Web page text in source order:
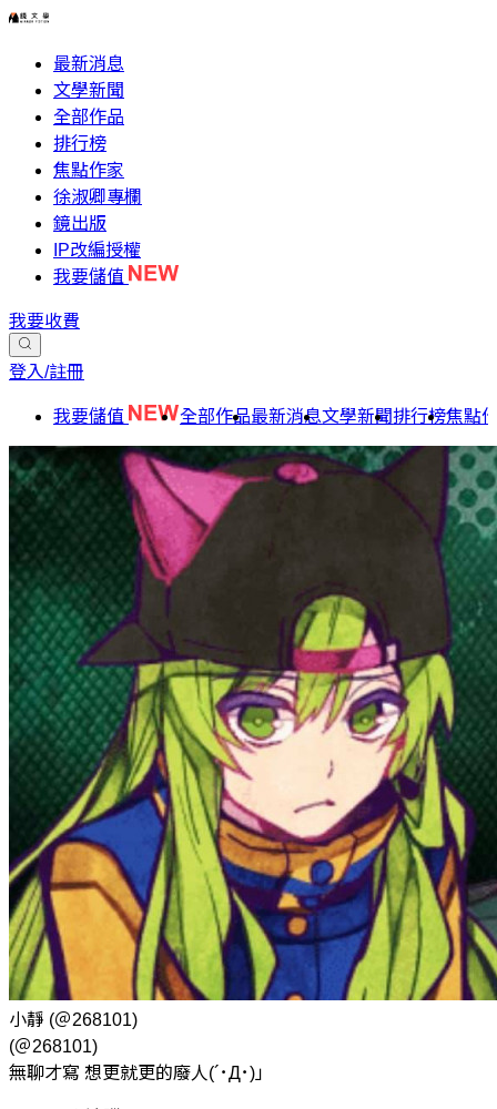
最新消息
文學新聞
全部作品
排行榜
焦點作家
徐淑卿專欄
鏡出版
IP改編授權
我要儲值
我要收費
登入/註冊
我要儲值 全部作品最新消息文學新聞排行榜焦點
小靜 (＠268101)
(＠268101)
無聊才寫 想更就更的廢人(´･Д･)」